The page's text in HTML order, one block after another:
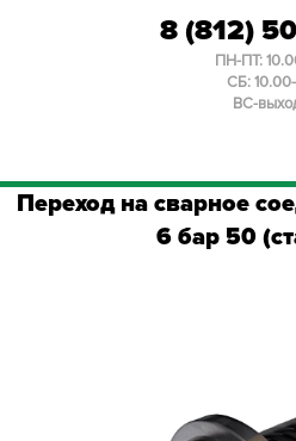
8 (812)
ПН-ПТ:
СБ:
ВС-
Переход на сварное
6 бар 50